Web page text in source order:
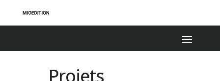
Projets